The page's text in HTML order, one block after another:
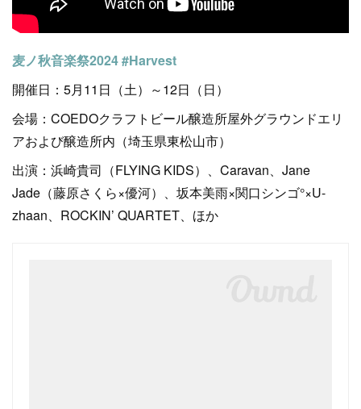
麦ノ秋音楽祭2024 #Harvest
開催日：5月11日（土）～12日（日）
会場：COEDOクラフトビール醸造所屋外グラウンドエリ
アおよび醸造所内（埼玉県東松山市）
出演：浜崎貴司（FLYING KIDS）、Caravan、Jane
Jade（藤原さくら×優河）、坂本美雨×関口シンゴ°×U-
zhaan、ROCKIN’ QUARTET、ほか